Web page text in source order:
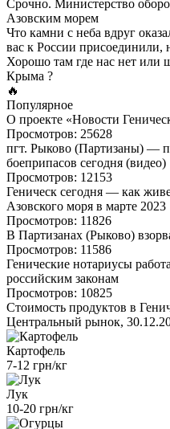
Срочно. Министерство
Азовским морем
Что камни с неба вдруг
вас к России присоединили,
Хорошо там где нас нет или
Крыма ?
🔥
Популярное
О проекте «Новости
Просмотров: 25628
пгт. Рыково (Партизаны) —
боеприпасов сегодня (видео)
Просмотров: 12153
Геническ сегодня — как
Азовского моря в марте 2023
Просмотров: 11826
В Партизанах (Рыково)
Просмотров: 11586
Генические нотариусы
российским законам
Просмотров: 10825
Стоимость продуктов в
Центральный рынок,
Картофель
7-12 грн/кг
Лук
10-20 грн/кг